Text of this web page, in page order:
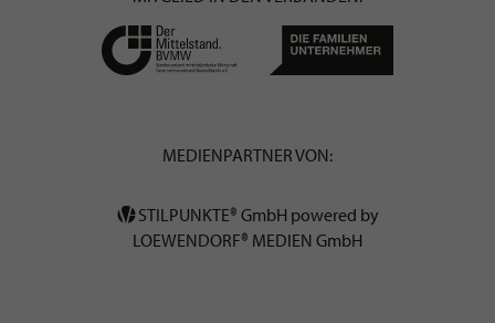
MEDIENPARTNER VON:
STILPUNKTE® GmbH powered by
LOEWENDORF® MEDIEN GmbH